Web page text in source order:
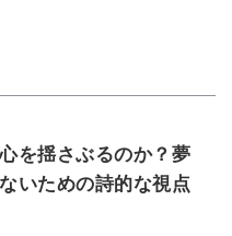
を揺さぶるのか？夢
いための詩的な視点